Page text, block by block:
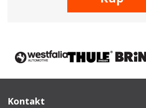
Kontakt